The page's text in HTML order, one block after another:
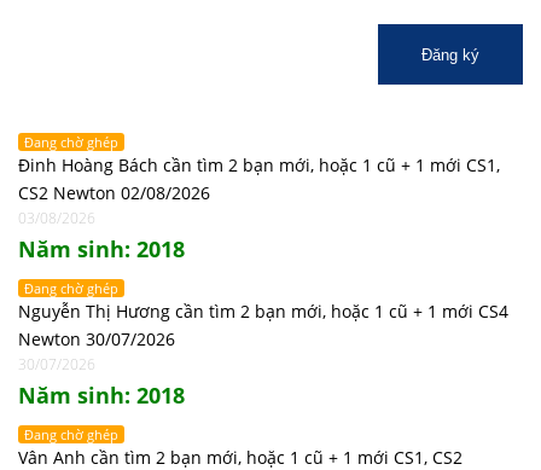
Đăng ký
Đang chờ ghép
Đinh Hoàng Bách cần tìm 2 bạn mới, hoặc 1 cũ + 1 mới CS1,
CS2 Newton 02/08/2026
03/08/2026
Năm sinh: 2018
Đang chờ ghép
Nguyễn Thị Hương cần tìm 2 bạn mới, hoặc 1 cũ + 1 mới CS4
Newton 30/07/2026
30/07/2026
Năm sinh: 2018
Đang chờ ghép
Vân Anh cần tìm 2 bạn mới, hoặc 1 cũ + 1 mới CS1, CS2